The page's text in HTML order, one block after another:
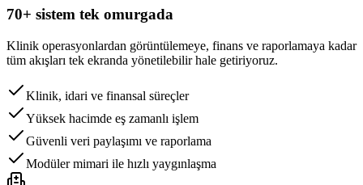
70+ sistem tek omurgada
Klinik operasyonlardan görüntülemeye, finans ve raporlamaya kadar
tüm akışları tek ekranda yönetilebilir hale getiriyoruz.
Klinik, idari ve finansal süreçler
Yüksek hacimde eş zamanlı işlem
Güvenli veri paylaşımı ve raporlama
Modüler mimari ile hızlı yaygınlaşma